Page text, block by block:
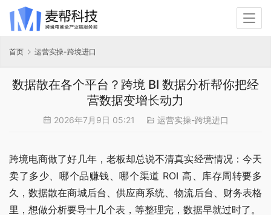
首页 运营实操-跨境进口
数据散在各个平台？跨境 BI 数据分析帮你把经
营数据变增长动力
2026年7月9日 05:21 运营实操-跨境进口
跨境电商做了好几年，老板却总说不清真实经营情况：今天
卖了多少、哪个品赚钱、哪个渠道 ROI 高、库存周转要多
久，数据散在商城后台、供应商系统、物流后台、财务表格
里，想做分析要导十几个表，等整理完，数据早就过时了。